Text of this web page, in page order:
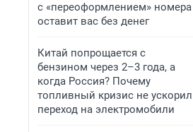
с «переоформлением» номера
оставит вас без денег
Китай попрощается с
бензином через 2–3 года, а
когда Россия? Почему
топливный кризис не ускорил
переход на электромобили